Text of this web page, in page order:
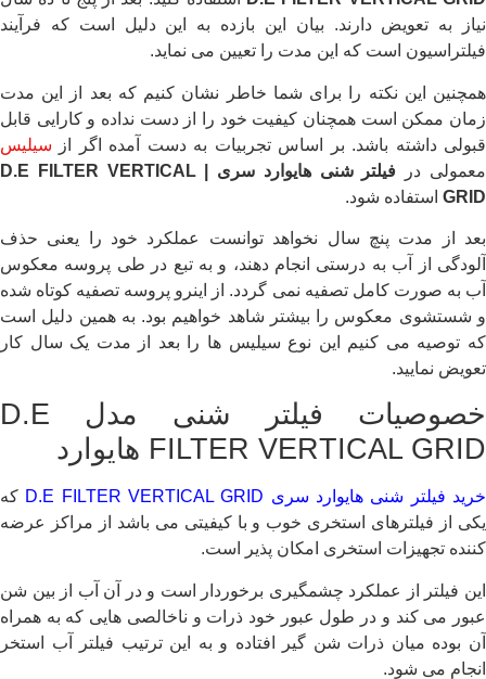
نیاز به تعویض دارند. بیان این بازده به این دلیل است که فرآیند
فیلتراسیون است که این مدت را تعیین می نماید.
همچنین این نکته را برای شما خاطر نشان کنیم که بعد از این مدت
زمان ممکن است همچنان کیفیت خود را از دست نداده و کارایی قابل
قبولی داشته باشد. بر اساس تجربیات به دست آمده اگر از سیلیس
معمولی در فیلتر شنی هایوارد سری |D.E FILTER VERTICAL
GRID استفاده شود.
بعد از مدت پنچ سال نخواهد توانست عملکرد خود را یعنی حذف
آلودگی از آب به درستی انجام دهند، و به تبع در طی پروسه معکوس
آب به صورت کامل تصفیه نمی گردد. از اینرو پروسه تصفیه کوتاه شده
و شستشوی معکوس را بیشتر شاهد خواهیم بود. به همین دلیل است
که توصیه می کنیم این نوع سیلیس ها را بعد از مدت یک سال کار
تعویض نمایید.
خصوصیات فیلتر شنی مدل D.E
FILTER VERTICAL GRID هایوارد
خرید فیلتر شنی هایوارد سری D.E FILTER VERTICAL GRID
که
یکی از فیلترهای استخری خوب و با کیفیتی می باشد از مراکز عرضه
کننده تجهیزات استخری امکان پذیر است.
این فیلتر از عملکرد چشمگیری برخوردار است و در آن آب از بین شن
عبور می کند و در طول عبور خود ذرات و ناخالصی هایی که به همراه
آن بوده میان ذرات شن گیر افتاده و به این ترتیب فیلتر آب استخر
انجام می شود.